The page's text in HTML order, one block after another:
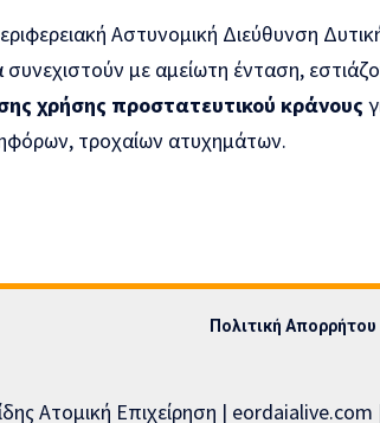
Αστυνομική Διεύθυνση
συνεχιστούν με αμείωτη ένταση,
χρήσης προστατευτικού κράνους
τροχαίων ατυχημάτων.
Πολιτική Απορρήτου
Ατομική Επιχείρηση |